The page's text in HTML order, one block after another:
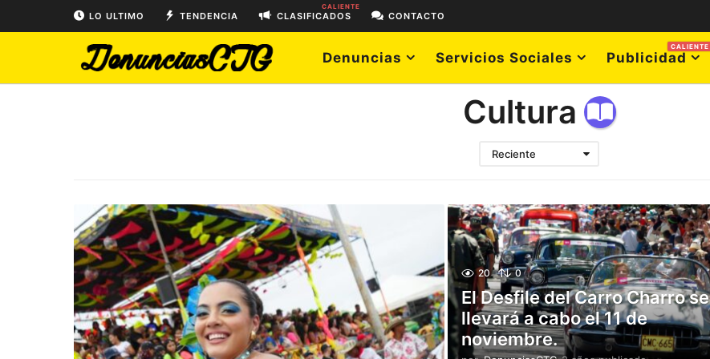
LO ULTIMO TENDENCIA CLASIFICADOS
CALIENTE
CONTACTO
Denuncias Servicios Sociales Publicidad
CALIENTE
Cultura
Reciente
20 0
El Desfile del Carro Charro se
llevará a cabo el 11 de
noviembre.